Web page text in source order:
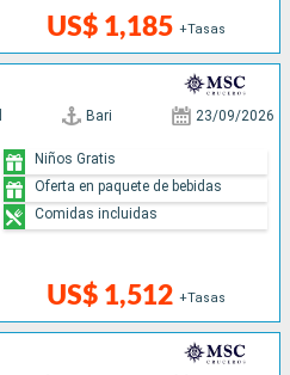
US$ 1,185 +Tasas
Bari 23/09/2026
US$ 1,512 +Tasas
Niños Gratis
Oferta en paquete de bebidas
Comidas incluidas